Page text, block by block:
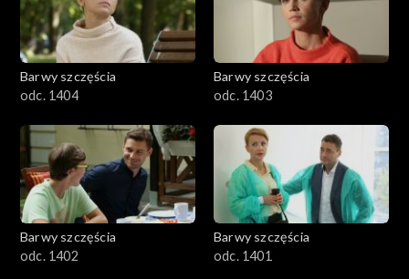
Barwy szczęścia
odc. 1404
Barwy szczęścia
odc. 1403
Barwy szczęścia
odc. 1402
Barwy szczęścia
odc. 1401